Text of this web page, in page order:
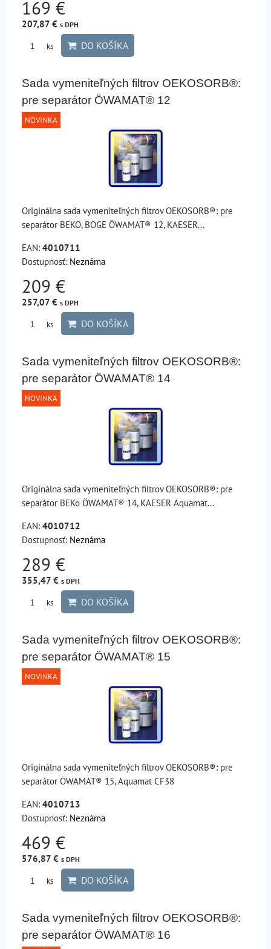
169 €
207,87 € s DPH
ks DO KOŠÍKA
Sada vymeniteľných filtrov OEKOSORB®:
pre separátor ÖWAMAT® 12
NOVINKA
Originálna sada vymeniteľných filtrov OEKOSORB®: pre
separátor BEKO, BOGE ÖWAMAT® 12, KAESER...
EAN: 4010711
Dostupnosť: Neznáma
209 €
257,07 € s DPH
ks DO KOŠÍKA
Sada vymeniteľných filtrov OEKOSORB®:
pre separátor ÖWAMAT® 14
NOVINKA
Originálna sada vymeniteľných filtrov OEKOSORB®: pre
separátor BEKo ÖWAMAT® 14, KAESER Aquamat...
EAN: 4010712
Dostupnosť: Neznáma
289 €
355,47 € s DPH
ks DO KOŠÍKA
Sada vymeniteľných filtrov OEKOSORB®:
pre separátor ÖWAMAT® 15
NOVINKA
Originálna sada vymeniteľných filtrov OEKOSORB®: pre
separátor ÖWAMAT® 15, Aquamat CF38
EAN: 4010713
Dostupnosť: Neznáma
469 €
576,87 € s DPH
ks DO KOŠÍKA
Sada vymeniteľných filtrov OEKOSORB®:
pre separátor ÖWAMAT® 16